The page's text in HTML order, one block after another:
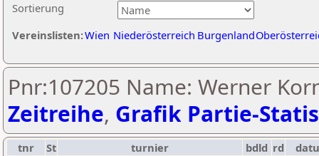
Sortierung
Vereinslisten:Wien Niederösterreich Burgenland
Pnr:107205 Name: Werner
Zeitreihe, Grafik Partie-
tnr St turnier bdld rd